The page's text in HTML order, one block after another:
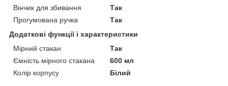
Вінчик для збивання
Так
Прогумована ручка
Так
Додаткові функції і характеристики
Мірний стакан
Так
Ємність мірного стакана
600 мл
Колір корпусу
Білий